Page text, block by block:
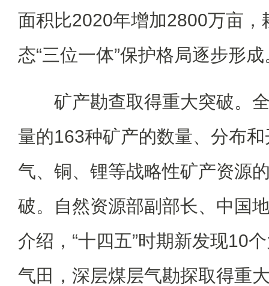
面积比2020年增加2800万亩，
态“三位一体”保护格局逐步形成
矿产勘查取得重大突破。全
量的163种矿产的数量、分布
气、铜、锂等战略性矿产资源
破。自然资源部副部长、中国
介绍，“十四五”时期新发现10
气田，深层煤层气勘探取得重